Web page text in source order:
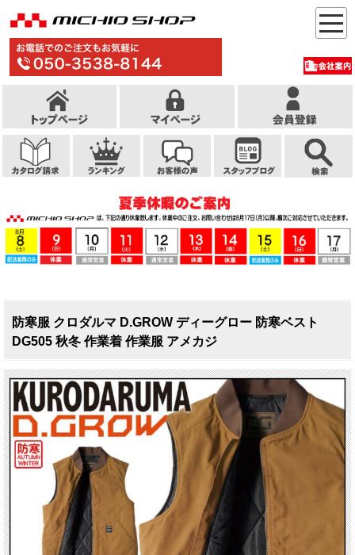
防寒服 クロダルマ D.GROW ディーグロー 防寒ベスト
DG505 秋冬 作業着 作業服 アメカジ